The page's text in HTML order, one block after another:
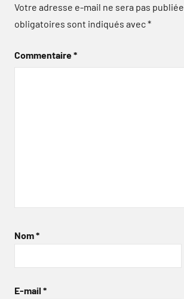
Votre adresse e-mail ne sera pas publiée.
obligatoires sont indiqués avec*
Commentaire*
Nom*
E-mail *